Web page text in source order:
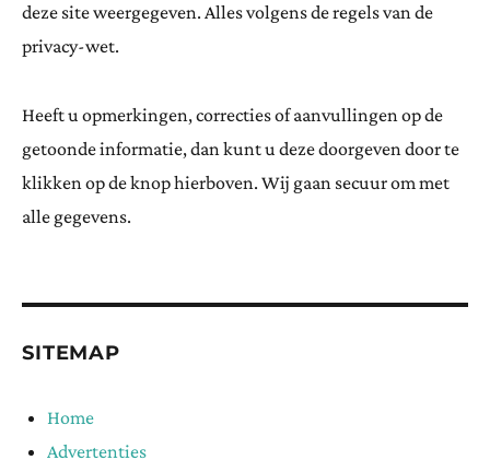
deze site weergegeven. Alles volgens de regels van de
privacy-wet.
Heeft u opmerkingen, correcties of aanvullingen op de
getoonde informatie, dan kunt u deze doorgeven door te
klikken op de knop hierboven. Wij gaan secuur om met
alle gegevens.
SITEMAP
Home
Advertenties